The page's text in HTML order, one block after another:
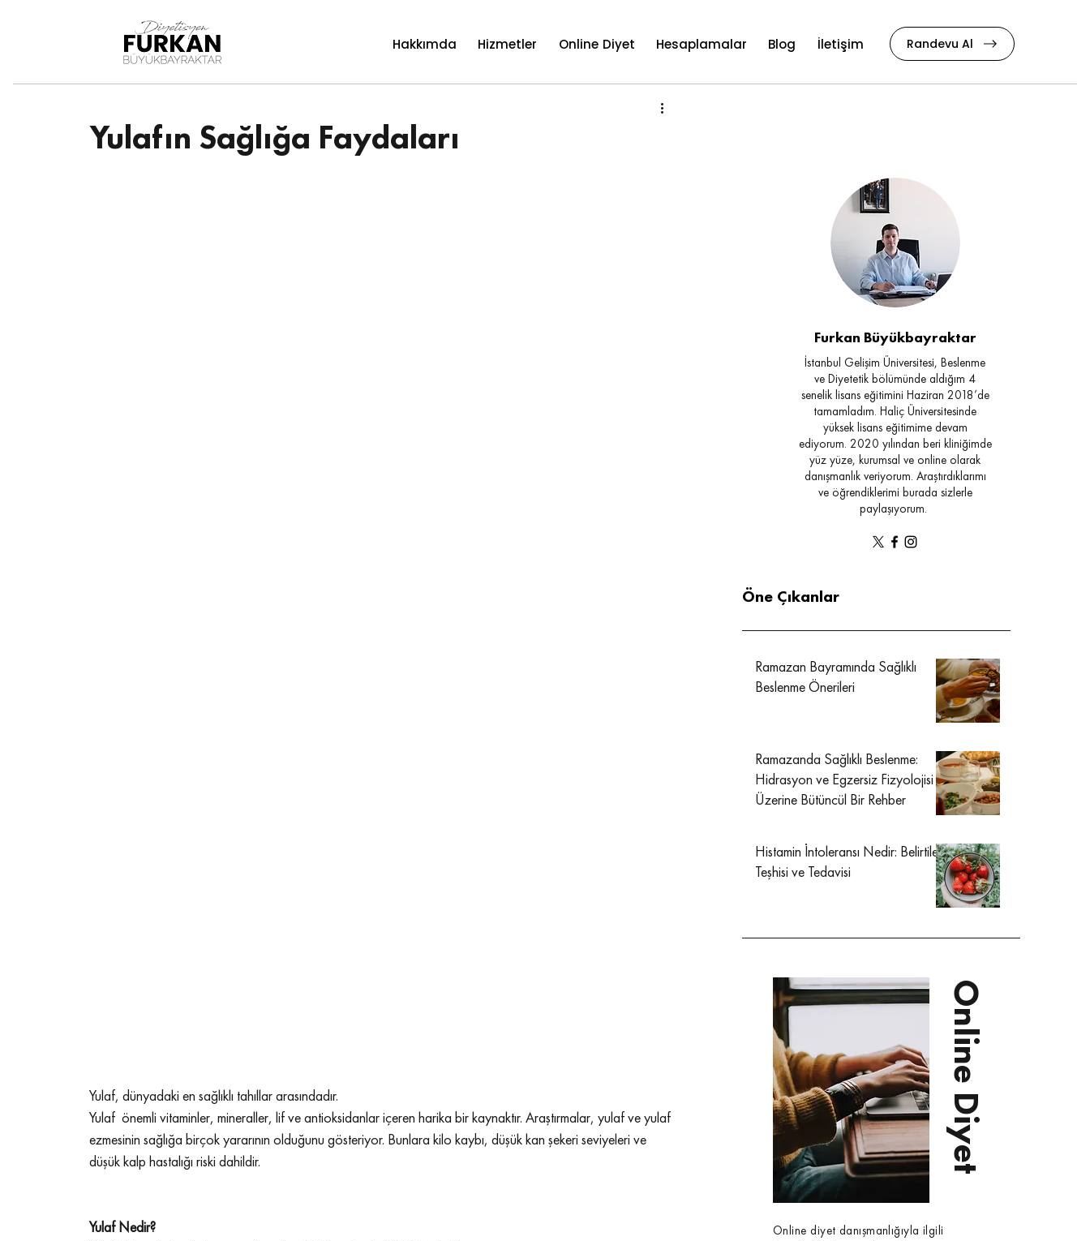
DiyetisyenFurkanBüy
ükbayraktar
Hakkımda Hizmetler Online Diyet Hesaplamalar Blog İletişim Randevu Al
Yulafın Sağlığa Faydaları
Yulaf, dünyadaki en sağlıklı tahıllar arasındadır.
Yulaf  önemli vitaminler, mineraller, lif ve antioksidanlar içeren harika bir kaynaktır. Araştırmalar, yulaf ve yulaf
ezmesinin sağlığa birçok yararının olduğunu gösteriyor. Bunlara kilo kaybı, düşük kan şekeri seviyeleri ve
düşük kalp hastalığı riski dahildir.
Yulaf Nedir?
Ramazan Bayramında Sağlıklı
Beslenme Önerileri
Ramazanda Sağlıklı Beslenme:
Hidrasyon ve Egzersiz Fizyolojisi
Üzerine Bütüncül Bir Rehber
Histamin İntoleransı Nedir: Belirtileri
Teşhisi ve Tedavisi
Öne Çıkanlar
Furkan Büyükbayraktar
İstanbul Gelişim Üniversitesi, Beslenme
ve Diyetetik bölümünde aldığım 4
senelik lisans eğitimini Haziran 2018’de
tamamladım. Haliç Üniversitesinde
yüksek lisans eğitimime devam
ediyorum. 2020 yılından beri kliniğimde
yüz yüze, kurumsal ve online olarak
danışmanlık veriyorum. Araştırdıklarımı
ve öğrendiklerimi burada sizlerle
paylaşıyorum.
Online Diyet
Online diyet danışmanlığıyla ilgili